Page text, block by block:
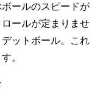
ールのスピードが
ールが定まりませ
ットボール。これ
。